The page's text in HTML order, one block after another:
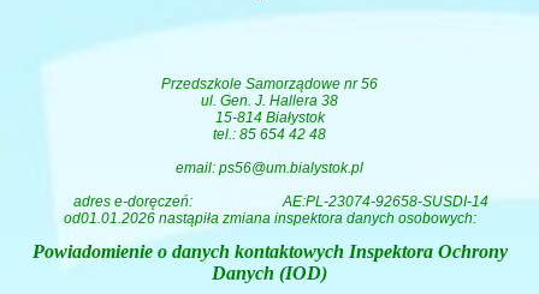
Przedszkole Samorządowe nr 56
ul. Gen. J. Hallera 38
15-814 Białystok
tel.: 85 654 42 48
email: ps56@um.bialystok.pl
adres e-doręczeń:AE:PL-23074-92658-SUSDI-14
od01.01.2026 nastąpiła zmiana inspektora danych osobowych:
Powiadomienie o danych kontaktowych Inspektora Ochrony
Danych (IOD)